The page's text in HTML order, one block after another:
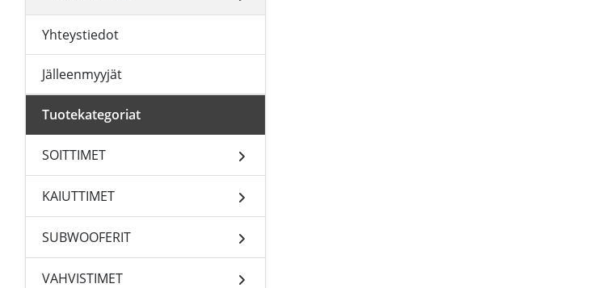
Yhteystiedot
Jälleenmyyjät
Tuotekategoriat
SOITTIMET
KAIUTTIMET
SUBWOOFERIT
VAHVISTIMET